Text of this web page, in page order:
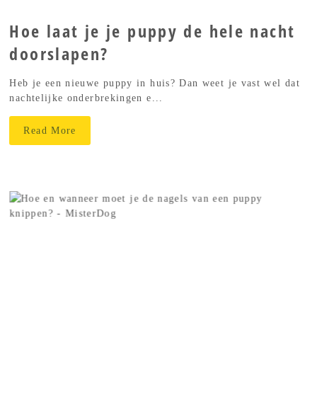
Hoe laat je je puppy de hele nacht
doorslapen?
Heb je een nieuwe puppy in huis? Dan weet je vast wel dat
nachtelijke onderbrekingen e...
Read More